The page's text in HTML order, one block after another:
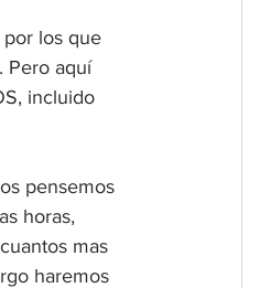
por los que
Pero aquí
incluido
pensemos
horas,
mas
haremos